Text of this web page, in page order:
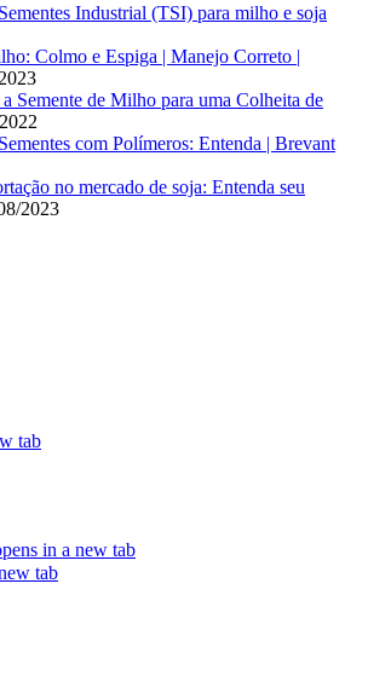
Industrial (TSI) para milho e soja
Colmo e Espiga | Manejo Correto |
Semente de Milho para uma Colheita de
com Polímeros: Entenda | Brevant
no mercado de soja: Entenda seu
2023
tab
in a new tab
tab